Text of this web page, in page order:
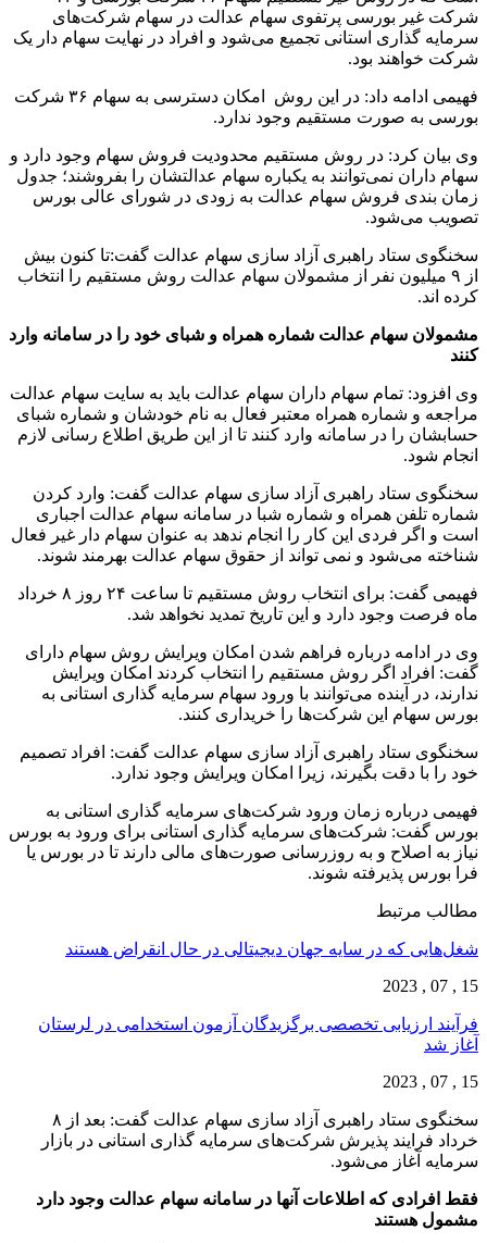
شرکت غیر بورسی پرتفوی سهام عدالت در سهام شرکت‌های
سرمایه گذاری استانی تجمیع می‌شود و افراد در نهایت سهام دار یک
شرکت خواهند بود.
فهیمی ادامه داد: در این روش امکان دسترسی به سهام ۳۶ شرکت
بورسی به صورت مستقیم وجود ندارد.
وی بیان کرد: در روش مستقیم محدودیت فروش سهام وجود دارد و
سهام داران نمی‌توانند به یکباره سهام عدالتشان را بفروشند؛ جدول
زمان بندی فروش سهام عدالت به زودی در شورای عالی بورس
تصویب می‌شود.
سخنگوی ستاد راهبری آزاد سازی سهام عدالت گفت:تا کنون بیش
از ۹ میلیون نفر از مشمولان سهام عدالت روش مستقیم را انتخاب
کرده اند.
مشمولان سهام عدالت شماره همراه و شبای خود را در سامانه وارد
کنند
وی افزود: تمام سهام داران سهام عدالت باید به سایت سهام عدالت
مراجعه و شماره همراه معتبر فعال به نام خودشان و شماره شبای
حسابشان را در سامانه وارد کنند تا از این طریق اطلاع رسانی لازم
انجام شود.
سخنگوی ستاد راهبری آزاد سازی سهام عدالت گفت: وارد کردن
شماره تلفن همراه و شماره شبا در سامانه سهام عدالت اجباری
است و اگر فردی این کار را انجام ندهد به عنوان سهام دار غیر فعال
شناخته می‌شود و نمی تواند از حقوق سهام عدالت بهرمند شوند.
فهیمی گفت: برای انتخاب روش مستقیم تا ساعت ۲۴ روز ۸ خرداد
ماه فرصت وجود دارد و این تاریخ تمدید نخواهد شد.
وی در ادامه درباره فراهم شدن امکان ویرایش روش سهام دارای
گفت: افراد اگر روش مستقیم را انتخاب کردند امکان ویرایش
ندارند، در آینده می‌توانند با ورود سهام سرمایه گذاری استانی به
بورس سهام این شرکت‌ها را خریداری کنند.
سخنگوی ستاد راهبری آزاد سازی سهام عدالت گفت: افراد تصمیم
خود را با دقت بگیرند، زیرا امکان ویرایش وجود ندارد.
فهیمی درباره زمان ورود شرکت‌های سرمایه گذاری استانی به
بورس گفت: شرکت‌های سرمایه گذاری استانی برای ورود به بورس
نیاز به اصلاح و به روزرسانی صورت‌های مالی دارند تا در بورس یا
فرا بورس پذیرفته شوند.
مطالب مرتبط
شغل‌‌هایی که در سایه جهان دیجیتالی در حال انقراض هستند
15 , 07 , 2023
فرآیند ارزیابی تخصصی برگزیدگان آزمون استخدامی در لرستان
آغاز شد
15 , 07 , 2023
سخنگوی ستاد راهبری آزاد سازی سهام عدالت گفت: بعد از ۸
خرداد فرایند پذیرش شرکت‌های سرمایه گذاری استانی در بازار
سرمایه آغاز می‌شود.
فقط افرادی که اطلاعات آنها در سامانه سهام عدالت وجود دارد
مشمول هستند